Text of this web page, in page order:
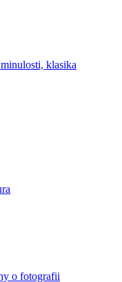
klasika
o fotografii